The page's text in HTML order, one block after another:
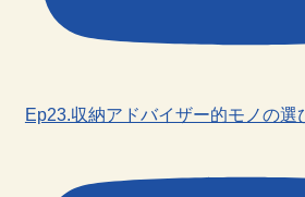
Ep23.収納アドバイザー的モノの選